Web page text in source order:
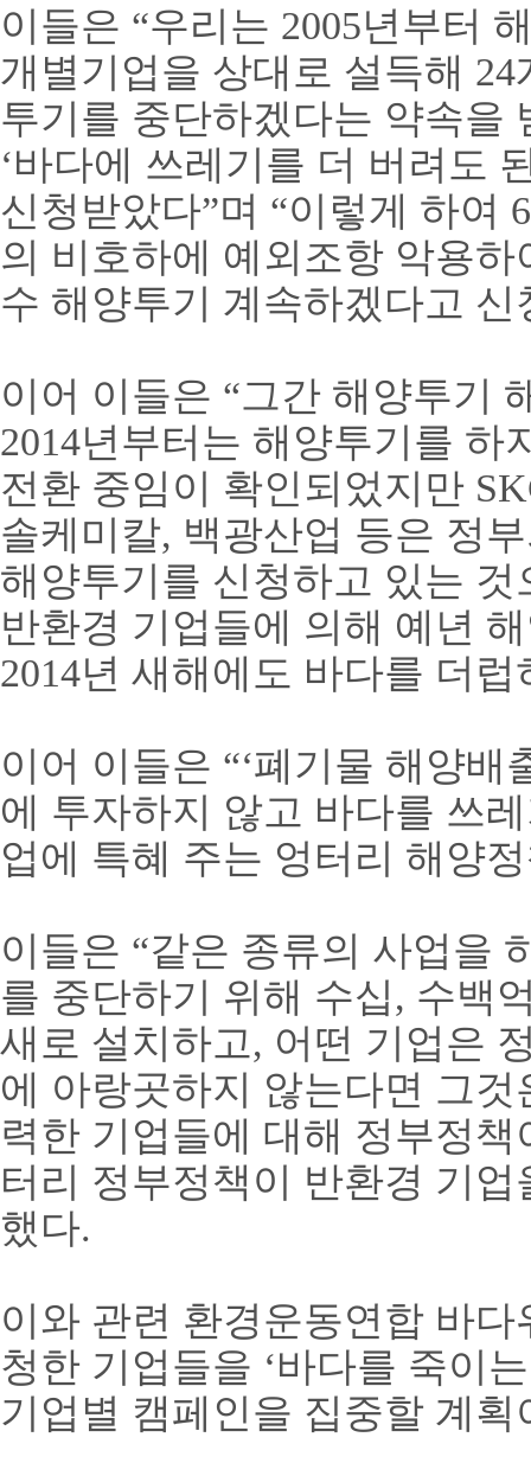
이들은 “우리는 2005년부터
개별기업을 상대로 설득해
투기를 중단하겠다는 약속을
‘바다에 쓰레기를 더 버려도
신청받았다”며 “이렇게 하여
의 비호하에 예외조항 악용
수 해양투기 계속하겠다고 신
이어 이들은 “그간 해양투기
2014년부터는 해양투기를 하
전환 중임이 확인되었지만
솔케미칼, 백광산업 등은 정
해양투기를 신청하고 있는 것
반환경 기업들에 의해 예년
2014년 새해에도 바다를 더
이어 이들은 “‘폐기물 해양배
에 투자하지 않고 바다를 쓰
업에 특혜 주는 엉터리 해양
이들은 “같은 종류의 사업을
를 중단하기 위해 수십, 수백
새로 설치하고, 어떤 기업은
에 아랑곳하지 않는다면 그
력한 기업들에 대해 정부정
터리 정부정책이 반환경 기
했다.
이와 관련 환경운동연합 바
청한 기업들을 ‘바다를 죽이
기업별 캠페인을 집중할 계획